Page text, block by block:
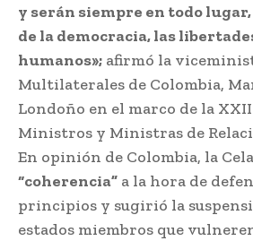
y serán siempre en todo
de la democracia, las
humanos»; afirmó la
Multilaterales de Colombia,
Londoño en el marco de la
Ministros y Ministras de
En opinión de Colombia, la
“coherencia” a la hora de
principios y sugirió la
estados miembros que